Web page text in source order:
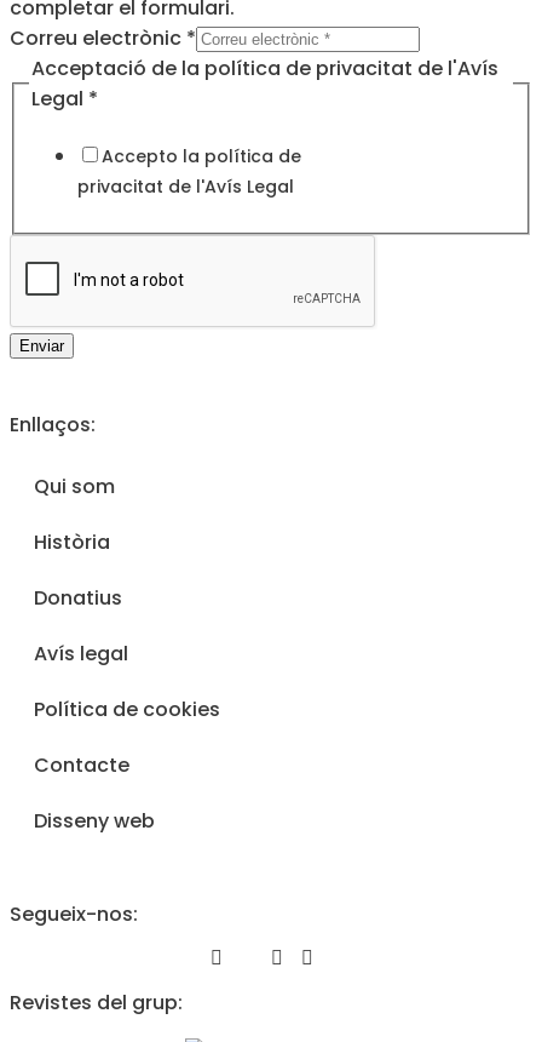
completar el formulari.
Correu electrònic *
privacitat
de
Acceptació de la política de privacitat de l'Avís
Legal *
Accepto la política de
privacitat de l'Avís Legal
Enviar
Enllaços:
Qui som
Història
Donatius
Avís legal
Política de cookies
Contacte
Disseny web
Segueix-nos:
Revistes del grup: